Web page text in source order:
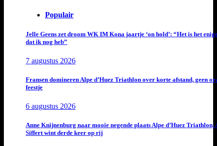
Populair
Jelle Geens zet droom WK IM Kona jaartje ‘on hold’: “Het is het
dat ik nog heb”
7 augustus 2026
Fransen domineren Alpe d’Huez Triathlon over korte afstand, geen
feestje
6 augustus 2026
Anne Knijnenburg naar mooie negende plaats Alpe d’Huez Triathlon,
Siffert wint derde keer op rij